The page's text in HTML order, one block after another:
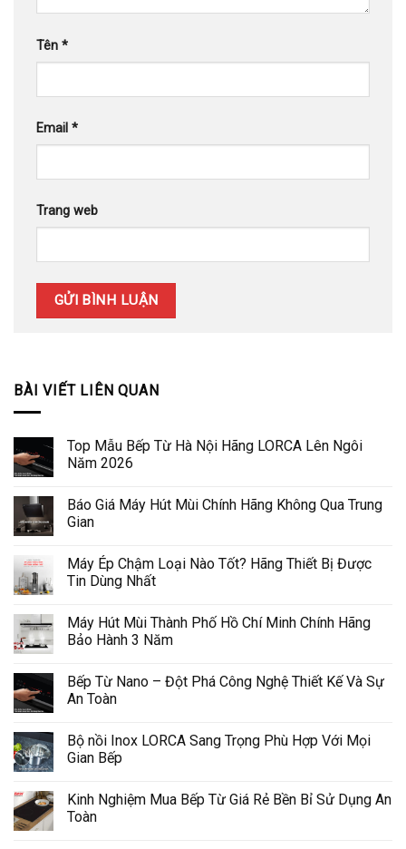
Tên *
Email *
Trang web
BÀI VIẾT LIÊN QUAN
Top Mẫu Bếp Từ Hà Nội Hãng LORCA Lên Ngôi
Năm 2026
Báo Giá Máy Hút Mùi Chính Hãng Không Qua Trung
Gian
Máy Ép Chậm Loại Nào Tốt? Hãng Thiết Bị Được
Tin Dùng Nhất
Máy Hút Mùi Thành Phố Hồ Chí Minh Chính Hãng
Bảo Hành 3 Năm
Bếp Từ Nano – Đột Phá Công Nghệ Thiết Kế Và Sự
An Toàn
Bộ nồi Inox LORCA Sang Trọng Phù Hợp Với Mọi
Gian Bếp
Kinh Nghiệm Mua Bếp Từ Giá Rẻ Bền Bỉ Sử Dụng An
Toàn